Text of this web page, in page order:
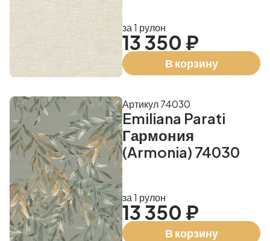
за 1 рулон
13 350 ₽
В корзину
Emiliana Parati
Гармония
(Armonia) 74030
Артикул 74030
за 1 рулон
13 350 ₽
В корзину